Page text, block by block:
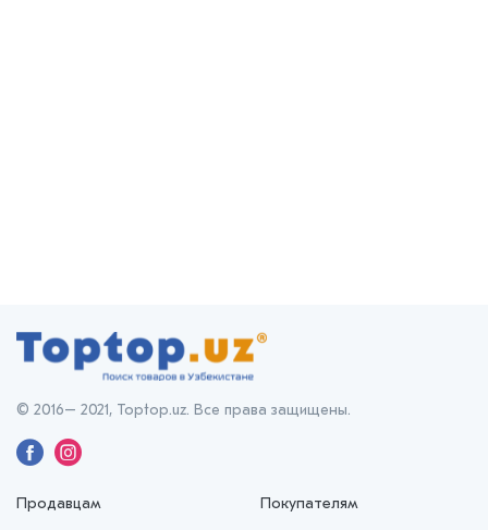
Продавцам Покупателям
© 2016– 2021, Toptop.uz. Все права защищены.